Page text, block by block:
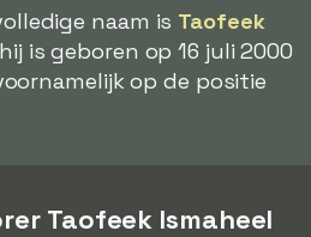
naam is Taofeek
is geboren op 16 juli 2000
op de positie
Taofeek Ismaheel